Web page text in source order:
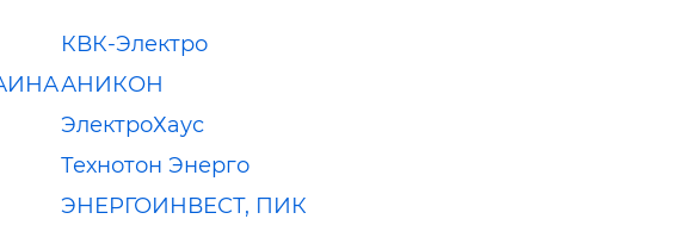
КВК-Электро
АНИКОН
ЭлектроХаус
Технотон Энерго
ЭНЕРГОИНВЕСТ, ПИК